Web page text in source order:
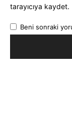
tarayıcıya kaydet.
Beni sonraki